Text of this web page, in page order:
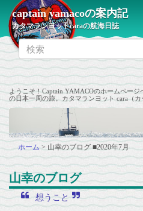
captain yamacoの案内記
カタマランヨットcaraの航海日誌
ようこそ！Captain YAMACOのホームペー
の日本一周の旅。カタマランヨット cara（カ
ホーム > 山幸のブログ■2020年7月
山幸のブログ
想うこと